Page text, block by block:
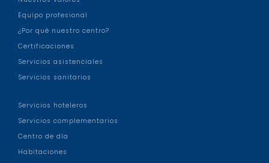
Equipo profesional
¿Por qué nuestro centro?
Certificaciones
Servicios asistenciales
Servicios sanitarios
Servicios hoteleros
Servicios complementarios
Centro de día
Habitaciones